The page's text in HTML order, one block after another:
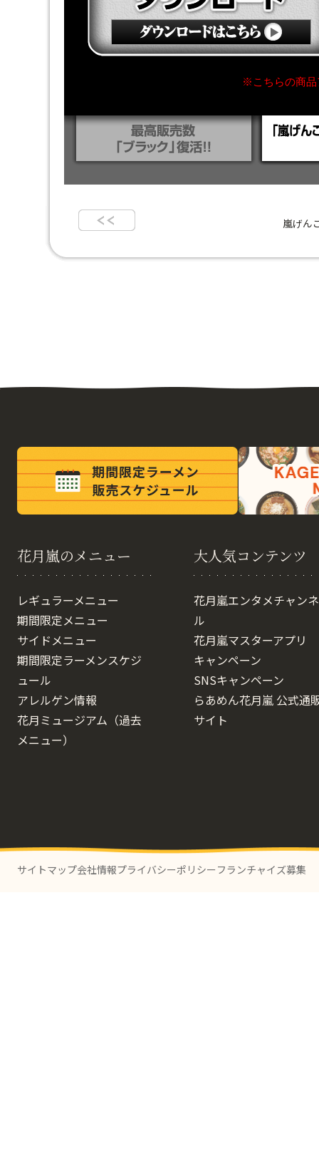
※こちらの商品
嵐げん
花月嵐のメニュー
レギュラーメニュー
期間限定メニュー
サイドメニュー
期間限定ラーメンスケジ
ュール
アレルゲン情報
花月ミュージアム（過去
メニュー）
大人気コンテンツ
花月嵐エンタメチャンネ
ル
花月嵐マスターアプリ
キャンペーン
SNSキャンペーン
らあめん花月嵐 公式通
サイト
サイトマップ会社情報プライバシーポリシー フランチャイズ募集